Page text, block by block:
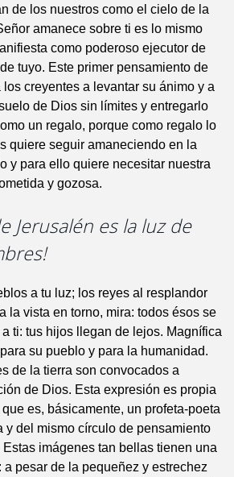
de los nuestros como el cielo de la
amanece sobre ti es lo mismo
como poderoso ejecutor de
tuyo. Este primer pensamiento de
creyentes a levantar su ánimo y a
de Dios sin límites y entregarlo
un regalo, porque como regalo lo
quiere seguir amaneciendo en la
y para ello quiere necesitar nuestra
y gozosa.
Jerusalén es la luz de
a tu luz; los reyes al resplandor
la vista en torno, mira: todos ésos se
ti: tus hijos llegan de lejos. Magnífica
su pueblo y para la humanidad.
de la tierra son convocados a
de Dios. Esta expresión es propia
es, básicamente, un profeta-poeta
y del mismo círculo de pensamiento
imágenes tan bellas tienen una
pesar de la pequeñez y estrechez